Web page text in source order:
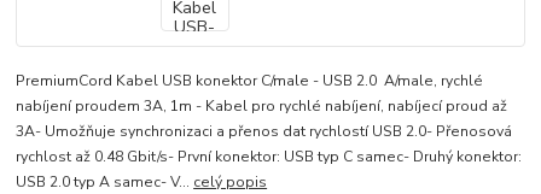
PremiumCord Kabel USB konektor C/male - USB 2.0 A/male, rychlé
nabíjení proudem 3A, 1m - Kabel pro rychlé nabíjení, nabíjecí proud až
3A- Umožňuje synchronizaci a přenos dat rychlostí USB 2.0- Přenosová
rychlost až 0.48 Gbit/s- První konektor: USB typ C samec- Druhý konektor:
USB 2.0 typ A samec- V... celý popis